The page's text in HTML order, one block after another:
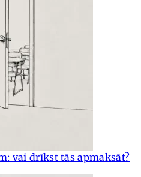
vai drīkst tās apmaksāt?